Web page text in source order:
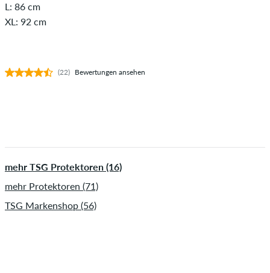
L: 86 cm
XL: 92 cm
(22) Bewertungen ansehen
mehr TSG Protektoren (16)
mehr Protektoren (71)
TSG Markenshop (56)